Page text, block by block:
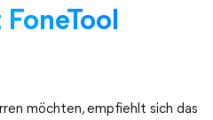
möchten, empfiehlt sich das